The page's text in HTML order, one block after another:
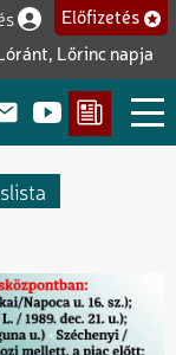
Lőrinc napja
fiók
Előfizetés